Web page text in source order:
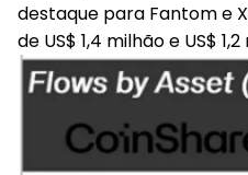
destaque para Fantom e
de US$ 1,4 milhão e US$